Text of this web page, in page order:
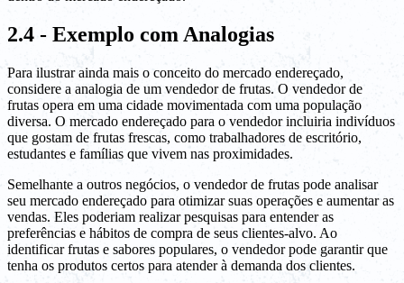
2.4 - Exemplo com Analogias
Para ilustrar ainda mais o conceito do mercado endereçado,
considere a analogia de um vendedor de frutas. O vendedor de
frutas opera em uma cidade movimentada com uma população
diversa. O mercado endereçado para o vendedor incluiria indivíduos
que gostam de frutas frescas, como trabalhadores de escritório,
estudantes e famílias que vivem nas proximidades.
Semelhante a outros negócios, o vendedor de frutas pode analisar
seu mercado endereçado para otimizar suas operações e aumentar as
vendas. Eles poderiam realizar pesquisas para entender as
preferências e hábitos de compra de seus clientes-alvo. Ao
identificar frutas e sabores populares, o vendedor pode garantir que
tenha os produtos certos para atender à demanda dos clientes.